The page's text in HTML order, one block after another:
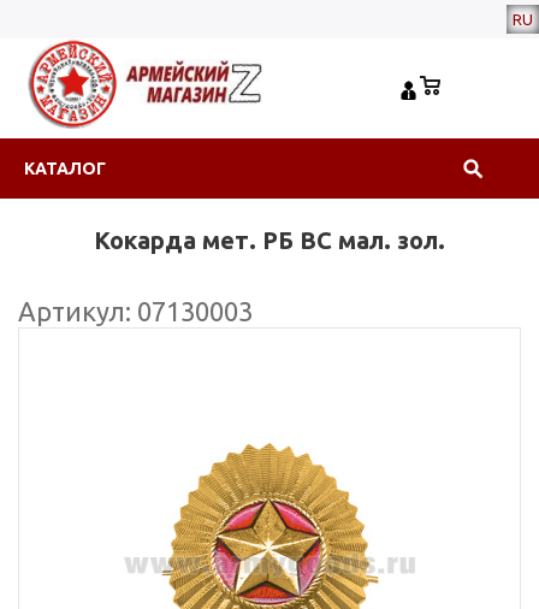
RU
КАТАЛОГ
Кокарда мет. РБ ВС мал. зол.
Артикул: 07130003